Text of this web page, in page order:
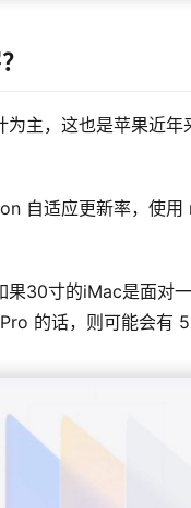
为主，这也是苹果近
自适应更新率，使
果30寸的iMac是面对
的话，则可能会有